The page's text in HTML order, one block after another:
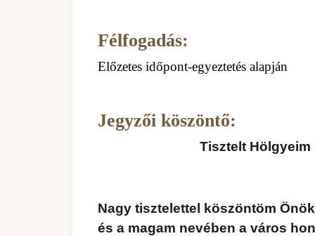
Félfogadás:
Előzetes időpont-egyeztetés alapján
Jegyzői köszöntő:
Tisztelt Hölgyeim
Nagy tisztelettel köszöntöm
és a magam nevében a város